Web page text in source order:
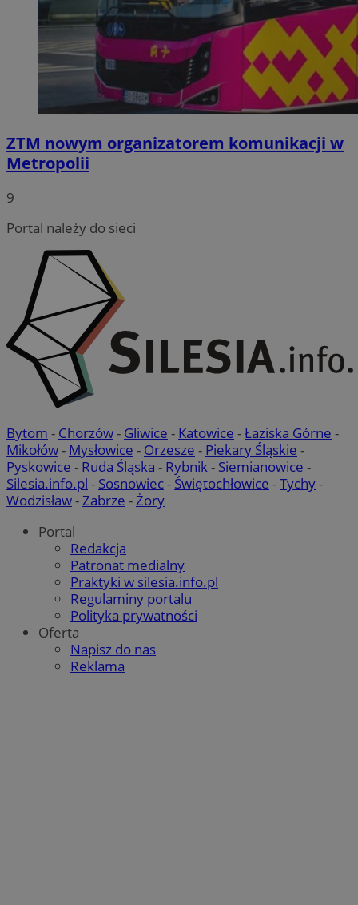
ZTM nowym organizatorem komunikacji w
Metropolii
9
Portal należy do sieci
Bytom - Chorzów- Gliwice - Katowice -Łaziska Górne -
Mikołów- Mysłowice - Orzesze - Piekary Śląskie -
Pyskowice - Ruda Śląska - Rybnik- Siemianowice -
Silesia.info.pl - Sosnowiec- Świętochłowice -Tychy-
Wodzisław-Zabrze -Żory
Portal
Redakcja
Patronat medialny
Praktyki w silesia.info.pl
Regulaminy portalu
Polityka prywatności
Oferta
Napisz do nas
Reklama